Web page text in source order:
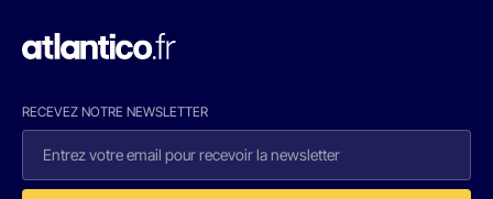
RECEVEZ NOTRE NEWSLETTER